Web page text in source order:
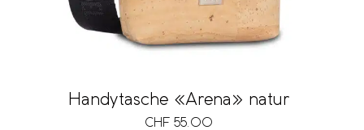
Handytasche «Arena» natur
CHF 55.00